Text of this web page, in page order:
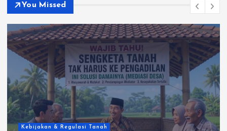
You Missed
Kebijakan & Regulasi Tanah